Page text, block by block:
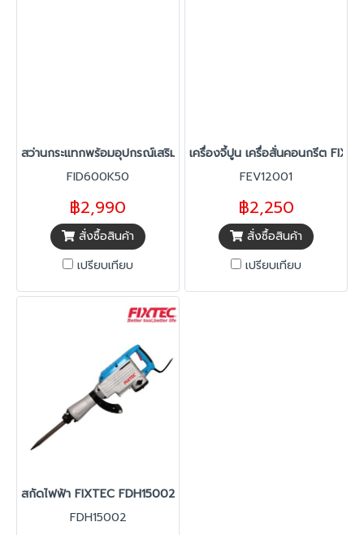
สว่านกระแทกพร้อมอุปกรณ์เสริม 50 ชิ้น FID600K50
FID600K50
฿2,990
สั่งซื้อสินค้า
เปรียบเทียบ
เครื่องจี้ปูน เครื่อสั่นคอนกรีต
FEV12001
฿2,250
สั่งซื้อสินค้า
เปรียบเทียบ
สกัดไฟฟ้า FIXTEC FDH15002
FDH15002